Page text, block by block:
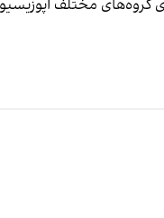
مختلف اپوزیسیون